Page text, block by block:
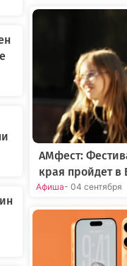
АМфест:
края пройдет в
Афиша- 04 сентября